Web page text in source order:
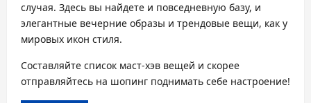
случая. Здесь вы найдете и повседневную базу, и
элегантные вечерние образы и трендовые вещи, как у
мировых икон стиля.
Составляйте список маст-хэв вещей и скорее
отправляйтесь на шопинг поднимать себе настроение!